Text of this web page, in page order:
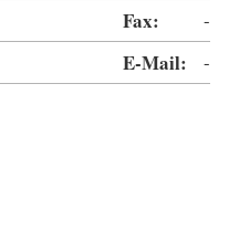
Fax: -
E-Mail: -